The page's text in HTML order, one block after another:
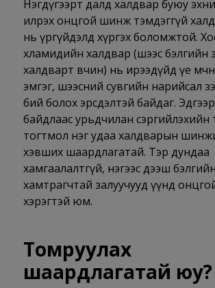
Нэгдүгээрт далд халдвар буюу
илрэх онцгой шинж тэмдэггүй
нь үргүйдэлд хүргэх боломжтой.
хламидийн халдвар (шээс бэлгийн
халдварт өвчин) нь ирээдүйд үе
эмгэг, шээсний сувгийн нарийсал
бий болох эрсдэлтэй байдаг. Эдгээр
байдлаас урьдчилан сэргийлэхийн
тогтмол нэг удаа халдварын
хэвших шаардлагатай. Тэр дундаа
хамгаалалтгүй, нэгээс дээш бэлгийн
хамтрагчтай залуучууд үүнд
хэрэгтэй юм.
Томруулах
шаардлагатай юу?